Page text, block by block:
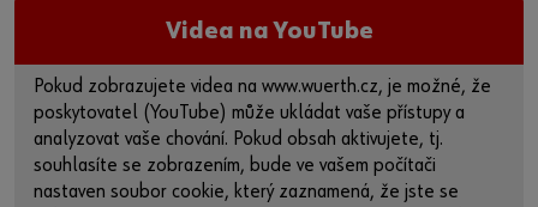
Videa na YouTube
Pokud zobrazujete videa na www.wuerth.cz, je možné, že
poskytovatel (YouTube) může ukládat vaše přístupy a
analyzovat vaše chování. Pokud obsah aktivujete, tj.
souhlasíte se zobrazením, bude ve vašem počítači
nastaven soubor cookie, který zaznamená, že jste se